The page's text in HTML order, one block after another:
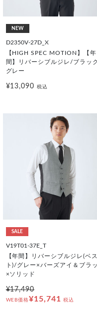
NEW
D2350V-27D_X
【HIGH SPEC MOTION】【年
間】リバーシブルジレ/ブラッ
グレー
¥13,090税込
SALE
V19T01-37E_T
【年間】リバーシブルジレ(ベス
ト)/グレー×バーズアイ＆ブラ
×ソリッド
¥17,490
WEB価格¥15,741 税込